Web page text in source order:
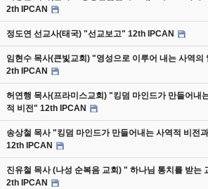
2th IPCAN
정도연 선교사(태국) "선교보고" 12th IPCAN
임현수 목사(큰빛교회) "영성으로 이루어 내는 사역의
2th IPCAN
허연행 목사(프라미스교회) "킹덤 마인드가 만들어내
적 비전" 12th IPCAN
송상철 목사 "킹덤 마인드가 만들어내는 사역적 비전
12th IPCAN
진유철 목사 (나성 순복음 교회) " 하나님 통치를 받는
2th IPCAN